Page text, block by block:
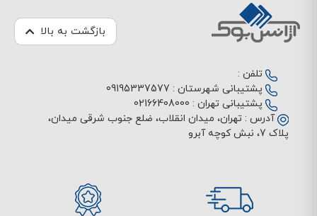
بازگشت به بالا
تلفن :
پشتیبانی شهرستان : 09195337577
پشتیبانی تهران : 02166408000
آدرس : تهران، میدان انقلاب، ضلع جنوب شرقی میدان،
پلاک 7، نبش کوچه آبرو